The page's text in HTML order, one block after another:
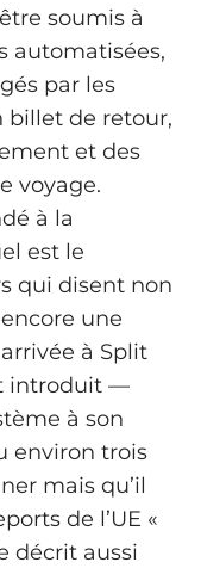
soumis à
automatisées,
par les
billet de retour,
et des
voyage.
à la
est le
qui disent non
une
à Split
introduit —
à son
environ trois
mais qu’il
de l’UE «
décrit aussi